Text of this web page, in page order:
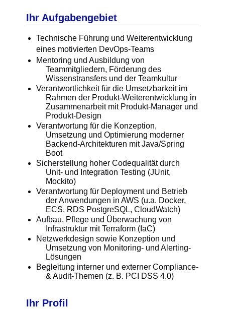
Ihr Aufgabengebiet
Technische Führung und Weiterentwicklung
eines motivierten DevOps-Teams
Mentoring und Ausbildung von
Teammitgliedern, Förderung des
Wissenstransfers und der Teamkultur
Verantwortlichkeit für die Umsetzbarkeit im
Rahmen der Produkt-Weiterentwicklung in
Zusammenarbeit mit Produkt-Manager und
Produkt-Design
Verantwortung für die Konzeption,
Umsetzung und Optimierung moderner
Backend-Architekturen mit Java/Spring
Boot
Sicherstellung hoher Codequalität durch
Unit- und Integration Testing (JUnit,
Mockito)
Verantwortung für Deployment und Betrieb
der Anwendungen in AWS (u.a. Docker,
ECS, RDS PostgreSQL, CloudWatch)
Aufbau, Pflege und Überwachung von
Infrastruktur mit Terraform (IaC)
Netzwerkdesign sowie Konzeption und
Umsetzung von Monitoring- und Alerting-
Lösungen
Begleitung interner und externer Compliance-
& Audit-Themen (z. B. PCI DSS 4.0)
Ihr Profil